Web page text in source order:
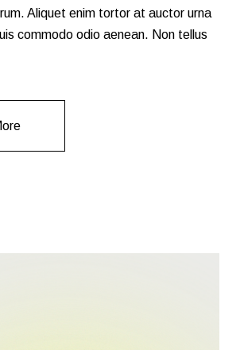
Aliquet enim tortor at auctor urna
commodo odio aenean. Non tellus